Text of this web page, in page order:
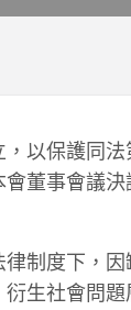
以保護同
董事會議
制度下，
生社會問